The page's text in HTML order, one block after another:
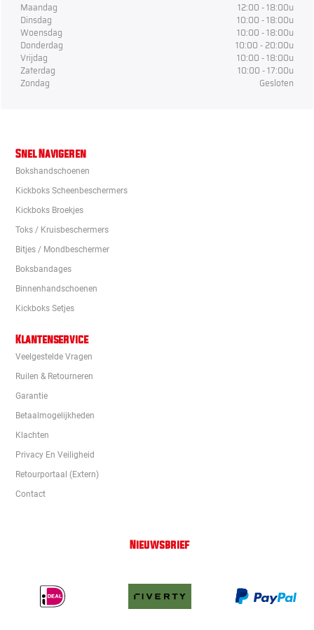
Maandag
12:00 - 18:00u
Dinsdag
10:00 - 18:00u
Woensdag
10:00 - 18:00u
Donderdag
10:00 - 20:00u
Vrijdag
10:00 - 18:00u
Zaterdag
10:00 - 17:00u
Zondag
Gesloten
Snel Navigeren
Bokshandschoenen
Kickboks Scheenbeschermers
Kickboks Broekjes
Toks / Kruisbeschermers
Bitjes / Mondbeschermer
Boksbandages
Binnenhandschoenen
Kickboks Setjes
Klantenservice
Veelgestelde Vragen
Ruilen & Retourneren
Garantie
Betaalmogelijkheden
Klachten
Privacy En Veiligheid
Retourportaal (extern)
Contact
Nieuwsbrief